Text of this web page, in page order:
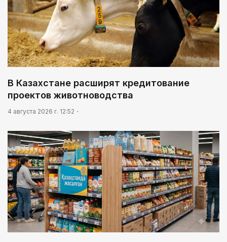
В Казахстане расширят кредитование
проектов животноводства
4 августа 2026 г. 12:52